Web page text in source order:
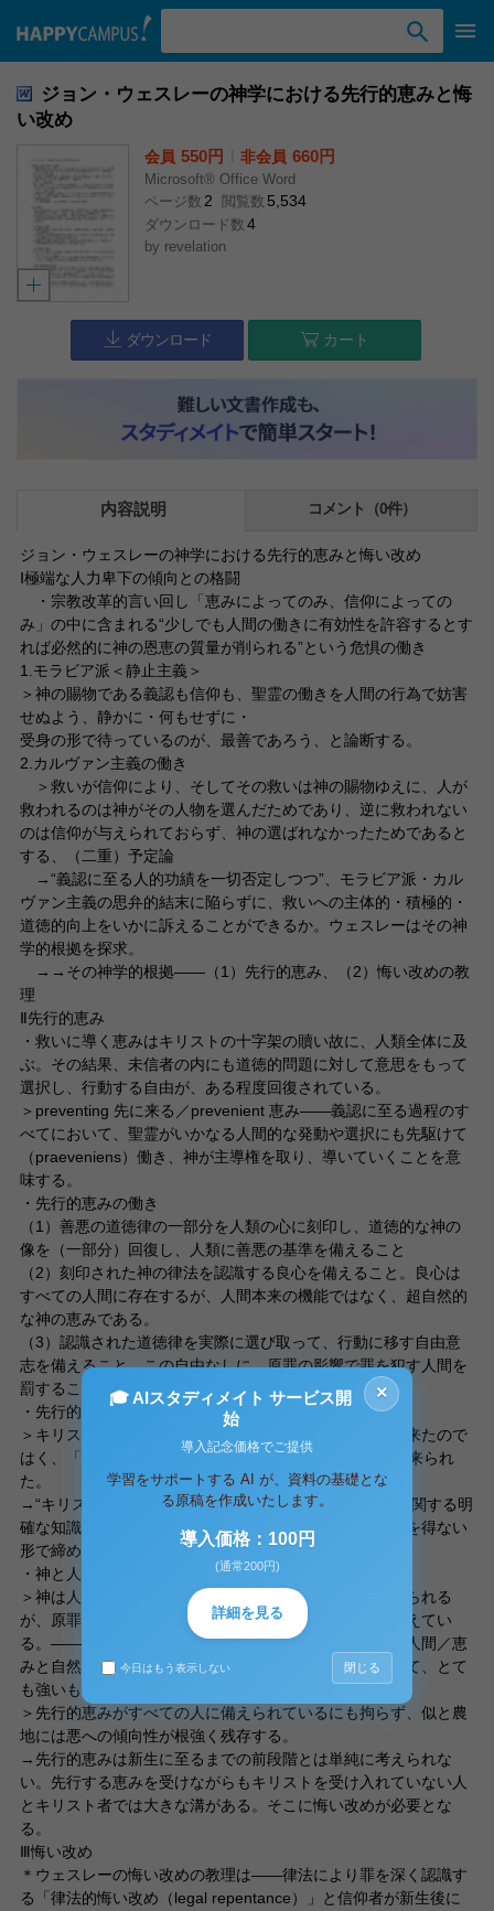
ジョン・ウェスレーの神学における先行的恵みと悔
い改め
会員 550円 非会員 660円
Microsoft® Office Word
ページ数 2 閲覧数 5,534
ダウンロード数 4
by revelation
ダウンロード カート
内容説明 コメント（0件）
ジョン・ウェスレーの神学における先行的恵みと悔い改め
Ⅰ極端な人力卑下の傾向との格闘
・宗教改革的言い回し「恵みによってのみ、信仰によっての
み」の中に含まれる“少しでも人間の働きに有効性を許容するとす
れば必然的に神の恩恵の質量が削られる”という危惧の働き
1.モラビア派＜静止主義＞
＞神の賜物である義認も信仰も、聖霊の働きを人間の行為で妨害
せぬよう、静かに・何もせずに・
受身の形で待っているのが、最善であろう、と論断する。
2.カルヴァン主義の働き
＞救いが信仰により、そしてその救いは神の賜物ゆえに、人が
救われるのは神がその人物を選んだためであり、逆に救われない
のは信仰が与えられておらず、神の選ばれなかったためであると
する、（二重）予定論
→“義認に至る人的功績を一切否定しつつ”、モラビア派・カル
ヴァン主義の思弁的結末に陥らずに、救いへの主体的・積極的・
道徳的向上をいかに訴えることができるか。ウェスレーはその神
学的根拠を探求。
→→その神学的根拠――（1）先行的恵み、（2）悔い改めの教
理
Ⅱ先行的恵み
・救いに導く恵みはキリストの十字架の贖い故に、人類全体に及
ぶ。その結果、未信者の内にも道徳的問題に対して意思をもって
選択し、行動する自由が、ある程度回復されている。
＞preventing 先に来る／prevenient 恵み――義認に至る過程のす
べてにおいて、聖霊がいかなる人間的な発動や選択にも先駆けて
（praeveniens）働き、神が主導権を取り、導いていくことを意
味する。
・先行的恵みの働き
（1）善悪の道徳律の一部分を人類の心に刻印し、道徳的な神の
像を（一部分）回復し、人類に善悪の基準を備えること
（2）刻印された神の律法を認識する良心を備えること。良心は
すべての人間に存在するが、人間本来の機能ではなく、超自然的
な神の恵みである。
（3）認識された道徳律を実際に選び取って、行動に移す自由意
志を備えること。この自由なしに、原罪の影響で罪を犯す人間を
罰することは不条理と考えた。
・先行的恵みの起源
＞キリストは、特定の人々を対象とした啓示として世に来たので
はく、「すべての人を照らす光」（ヨハネ1：9）として来られ
た。
→“キリストの死による恩恵は、キリストの死と苦難とに関する明
確な知識をもっている人々ばかりか、その知識からやむを得ない
形で締め出されている人々にも届いている。”
・神と人間の距離／悪の傾向
＞神は人間との断絶的距離をご自身のほうから縮めておられる
が、原罪の影響力は先行的恵みを受けた人物を深く捕らえてい
る。――カルヴァン主義と異なり、ウェスレーには神と人間／恵
みと自然が敵対関係にはないが、原罪の教理は彼にとって、とて
も強いものである。
＞先行的恵みがすべての人に備えられているにも拘らず、似と農
地には悪への傾向性が根強く残存する。
→先行的恵みは新生に至るまでの前段階とは単純に考えられな
い。先行する恵みを受けながらもキリストを受け入れていない人
とキリスト者では大きな溝がある。そこに悔い改めが必要とな
る。
Ⅲ悔い改め
＊ウェスレーの悔い改めの教理は――律法により罪を深く認識す
る「律法的悔い改め（legal repentance）」と信仰者が新生後に
×
🎓 AIスタディメイト サービス開
始
導入記念価格でご提供
学習をサポートする AI が、資料の基礎とな
る原稿を作成いたします。
導入価格：100円
(通常200円)
詳細を見る
今日はもう表示しない 閉じる